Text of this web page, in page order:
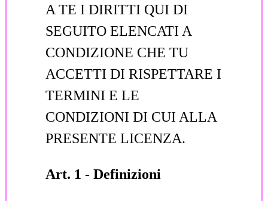
A TE I DIRITTI QUI DI
SEGUITO ELENCATI A
CONDIZIONE CHE TU
ACCETTI DI RISPETTARE I
TERMINI E LE
CONDIZIONI DI CUI ALLA
PRESENTE LICENZA.
Art. 1 - Definizioni